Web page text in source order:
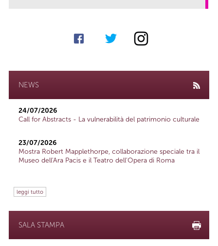
NEWS
24/07/2026
Call for Abstracts - La vulnerabilità del patrimonio culturale
23/07/2026
Mostra Robert Mapplethorpe, collaborazione speciale tra il
Museo dell'Ara Pacis e il Teatro dell'Opera di Roma
leggi tutto
SALA STAMPA